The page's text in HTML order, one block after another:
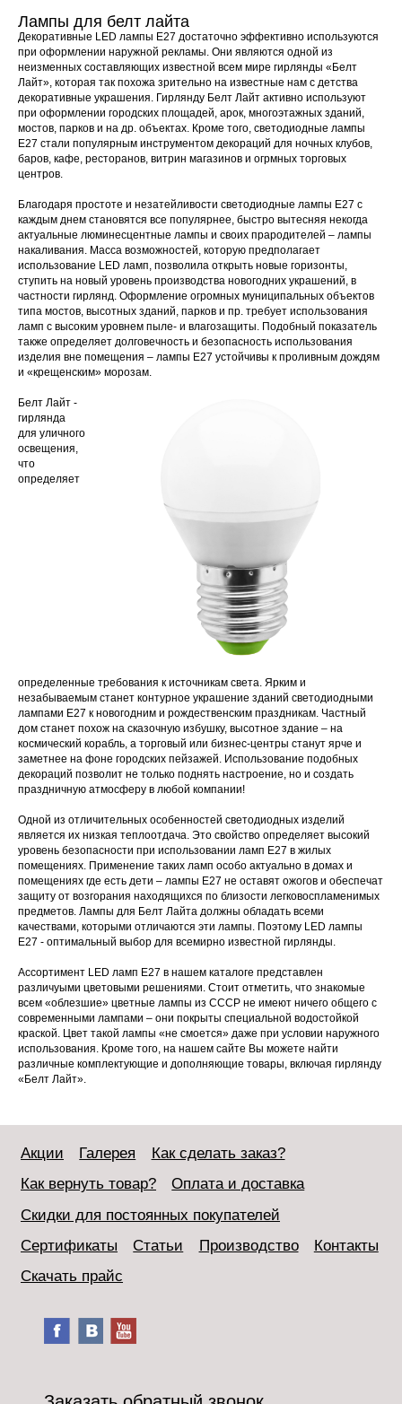
Лампы для белт лайта
Декоративные LED лампы Е27 достаточно эффективно используются
при оформлении наружной рекламы. Они являются одной из
неизменных составляющих известной всем мире гирлянды «Белт
Лайт», которая так похожа зрительно на известные нам с детства
декоративные украшения. Гирлянду Белт Лайт активно используют
при оформлении городских площадей, арок, многоэтажных зданий,
мостов, парков и на др. объектах. Кроме того, светодиодные лампы
Е27 стали популярным инструментом декораций для ночных клубов,
баров, кафе, ресторанов, витрин магазинов и огрмных торговых
центров.
Благодаря простоте и незатейливости светодиодные лампы Е27 с
каждым днем становятся все популярнее, быстро вытесняя некогда
актуальные люминесцентные лампы и своих прародителей – лампы
накаливания. Масса возможностей, которую предполагает
использование LED ламп, позволила открыть новые горизонты,
ступить на новый уровень производства новогодних украшений, в
частности гирлянд. Оформление огромных муниципальных объектов
типа мостов, высотных зданий, парков и пр. требует использования
ламп с высоким уровнем пыле- и влагозащиты. Подобный показатель
также определяет долговечность и безопасность использования
изделия вне помещения – лампы Е27 устойчивы к проливным дождям
и «крещенским» морозам.
Белт Лайт -
гирлянда
для уличного
освещения,
что
определяет
определенные требования к источникам света. Ярким и
незабываемым станет контурное украшение зданий светодиодными
лампами Е27 к новогодним и рождественским праздникам. Частный
дом станет похож на сказочную избушку, высотное здание – на
космический корабль, а торговый или бизнес-центры станут ярче и
заметнее на фоне городских пейзажей. Использование подобных
декораций позволит не только поднять настроение, но и создать
праздничную атмосферу в любой компании!
Одной из отличительных особенностей светодиодных изделий
является их низкая теплоотдача. Это свойство определяет высокий
уровень безопасности при использовании ламп Е27 в жилых
помещениях. Применение таких ламп особо актуально в домах и
помещениях где есть дети – лампы Е27 не оставят ожогов и обеспечат
защиту от возгорания находящихся по близости легковоспламенимых
предметов. Лампы для Белт Лайта должны обладать всеми
качествами, которыми отличаются эти лампы. Поэтому LED лампы
Е27 - оптимальный выбор для всемирно известной гирлянды.
Ассортимент LED ламп Е27 в нашем каталоге представлен
различyыми цветовыми решениями. Стоит отметить, что знакомые
всем «облезшие» цветные лампы из СССР не имеют ничего общего с
современными лампами – они покрыты специальной водостойкой
краской. Цвет такой лампы «не смоется» даже при условии наружного
использования. Кроме того, на нашем сайте Вы можете найти
различные комплектующие и дополняющие товары, включая гирлянду
«Белт Лайт».
Акции Галерея
Как сделать заказ?
Как вернуть товар?
Оплата и доставка
Скидки для постоянных покупателей
Сертификаты
Статьи Производство
Контакты
Скачать прайс